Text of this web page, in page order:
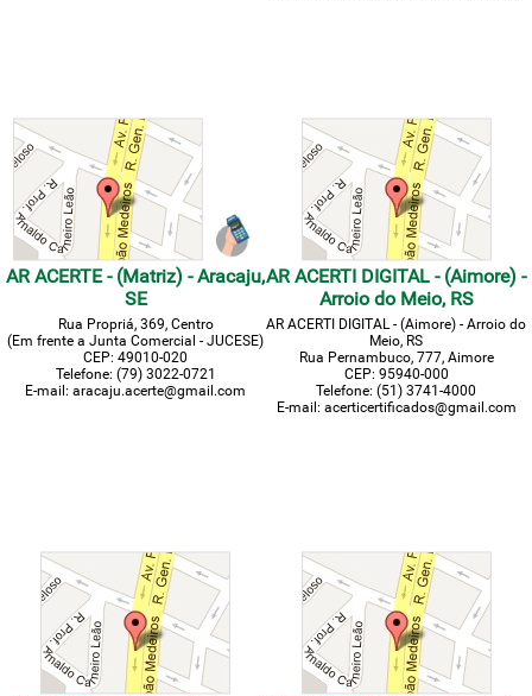
AR ACERTE - (Matriz) - Aracaju,
SE
Rua Propriá, 369, Centro
(Em frente a Junta Comercial - JUCESE)
CEP: 49010-020
Telefone: (79) 3022-0721
E-mail: aracaju.acerte@gmail.com
AR ACERTI DIGITAL - (Aimore) -
Arroio do Meio, RS
AR ACERTI DIGITAL - (Aimore) - Arroio do
Meio, RS
Rua Pernambuco, 777, Aimore
CEP: 95940-000
Telefone: (51) 3741-4000
E-mail: acerticertificados@gmail.com